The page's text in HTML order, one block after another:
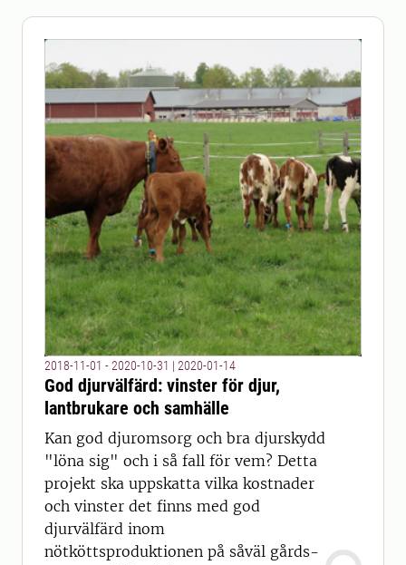
2018-11-01 - 2020-10-31 | 2020-01-14
God djurvälfärd: vinster för djur,
lantbrukare och samhälle
Kan god djuromsorg och bra djurskydd
"löna sig" och i så fall för vem? Detta
projekt ska uppskatta vilka kostnader
och vinster det finns med god
djurvälfärd inom
nötköttsproduktionen på såväl gårds-